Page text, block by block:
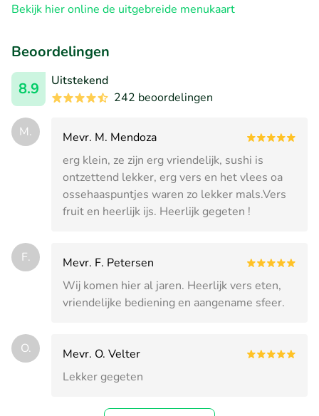
Bekijk hier online de uitgebreide menukaart
Beoordelingen
8.9
Uitstekend
242 beoordelingen
M.
Mevr. M. Mendoza
erg klein, ze zijn erg vriendelijk, sushi is
ontzettend lekker, erg vers en het vlees oa
ossehaaspuntjes waren zo lekker mals.Vers
fruit en heerlijk ijs. Heerlijk gegeten !
F.
Mevr. F. Petersen
Wij komen hier al jaren. Heerlijk vers eten,
vriendelijke bediening en aangename sfeer.
O.
Mevr. O. Velter
Lekker gegeten